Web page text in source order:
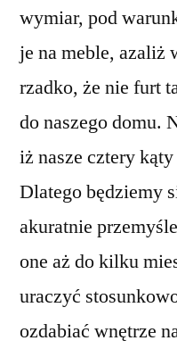
wymiar, pod
je na meble, azaliż
rzadko, że nie furt
do naszego domu.
iż nasze cztery kąty
Dlatego będziemy
akuratnie
one aż do kilku
uraczyć
ozdabiać wnętrze